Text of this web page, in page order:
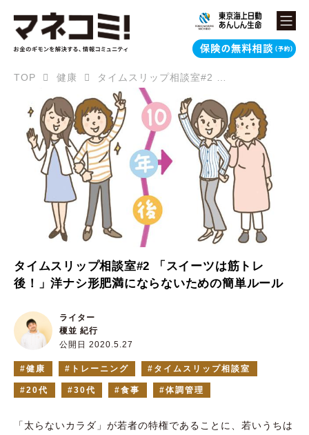
TOP 健康 タイムスリップ相談室#2 「スイーツは筋トレ後！」洋ナシ形肥満にならないための簡単ルール
タイムスリップ相談室#2 「スイーツは筋トレ
後！」洋ナシ形肥満にならないための簡単ルール
公開日 2020.5.27
ライター
榎並 紀行
健康 トレーニング タイムスリップ相談室
20代 30代 食事 体調管理
「太らないカラダ」が若者の特権であることに、若いうちは